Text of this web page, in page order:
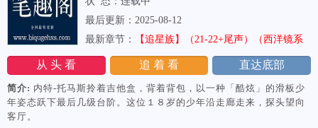
从 头 看 追 着 看 直达底部
最后更新：2025-08-12
最新章节：
【追星族】（21-22+尾声）（西洋镜系
列）
简介: 内特-托马斯拎着吉他盒，背着背包，以一种「酷炫」的滑板少
年姿态跃下最后几级台阶。这位１８岁的少年沿走廊走来，探头望向
客厅。